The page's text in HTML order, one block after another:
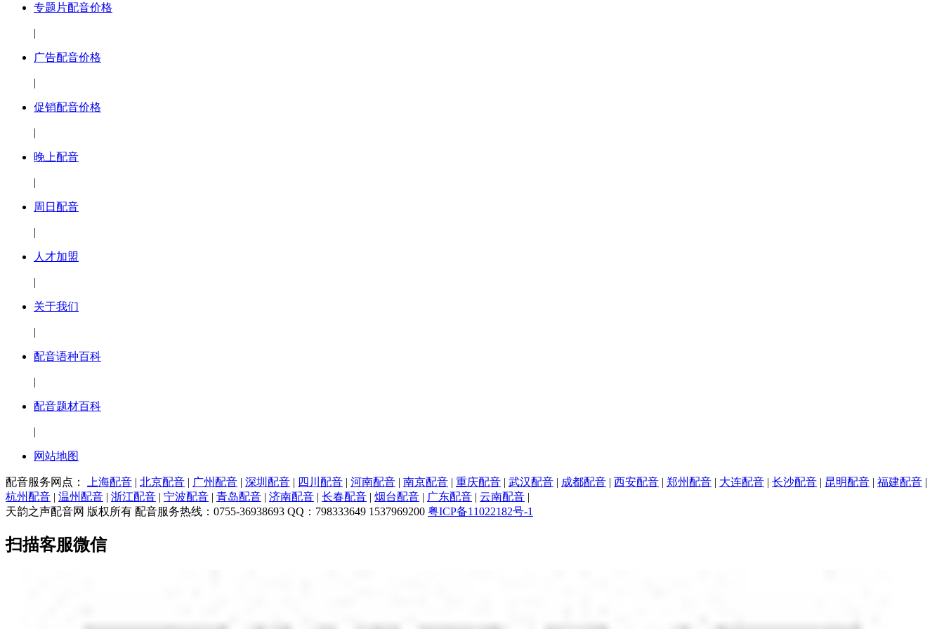
专题片配音价格
|
广告配音价格
|
促销配音价格
|
晚上配音
|
周日配音
|
人才加盟
|
关于我们
|
配音语种百科
|
配音题材百科
|
网站地图
配音服务网点： 上海配音 | 北京配音 | 广州配音 | 深圳配音 | 四川配音 | 河南配音 | 南京配音 | 重庆配音 | 武汉配音 | 成都配音 | 西安配音 | 郑州配音 | 大连配音 | 长沙配音 | 昆明配音 | 福建配音 |
杭州配音 | 温州配音 | 浙江配音 | 宁波配音 | 青岛配音 | 济南配音 | 长春配音 | 烟台配音 | 广东配音 | 云南配音 |
天韵之声配音网 版权所有 配音服务热线：0755-36938693 QQ：798333649 1537969200 粤ICP备11022182号-1
扫描客服微信